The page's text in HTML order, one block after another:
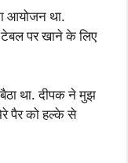
आयोजन था.
टेबल पर खाने के लिए
था. दीपक ने मुझ
पैर को हल्के से